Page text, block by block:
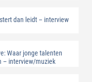
dan leidt – interview
Waar jonge talenten
– interview/muziek